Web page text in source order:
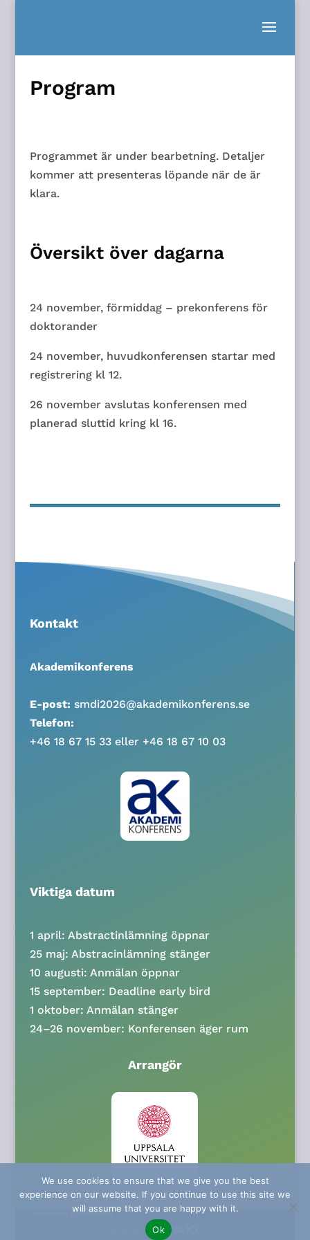
Program
Programmet är under bearbetning. Detaljer
kommer att presenteras löpande när de är
klara.
Översikt över dagarna
24 november, förmiddag – prekonferens för
doktorander
24 november, huvudkonferensen startar med
registrering kl 12.
26 november avslutas konferensen med
planerad sluttid kring kl 16.
Kontakt
Akademikonferens
E-post: smdi2026@akademikonferens.se
Telefon:
+46 18 67 15 33 eller +46 18 67 10 03
Viktiga datum
1 april: Abstractinlämning öppnar
25 maj: Abstracinlämning stänger
10 augusti: Anmälan öppnar
15 september: Deadline early bird
1 oktober: Anmälan stänger
24–26 november: Konferensen äger rum
Arrangör
Image credits:Illustration i banner: Kimberly Norrman. Uppsala
Universitet: David Naylor
Powered by
We use cookies to ensure that we give you the best
experience on our website. If you continue to use this site we
will assume that you are happy with it.
Ok